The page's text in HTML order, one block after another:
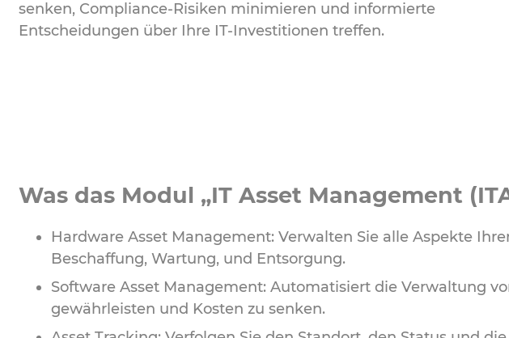
senken, Compliance-Risiken minimieren und informierte
Entscheidungen über Ihre IT-Investitionen treffen.
Was das Modul „IT Asset Management
Hardware Asset Management: Verwalten Sie alle Aspekte
Beschaffung, Wartung, und Entsorgung.
Software Asset Management: Automatisiert die Verwaltung
gewährleisten und Kosten zu senken.